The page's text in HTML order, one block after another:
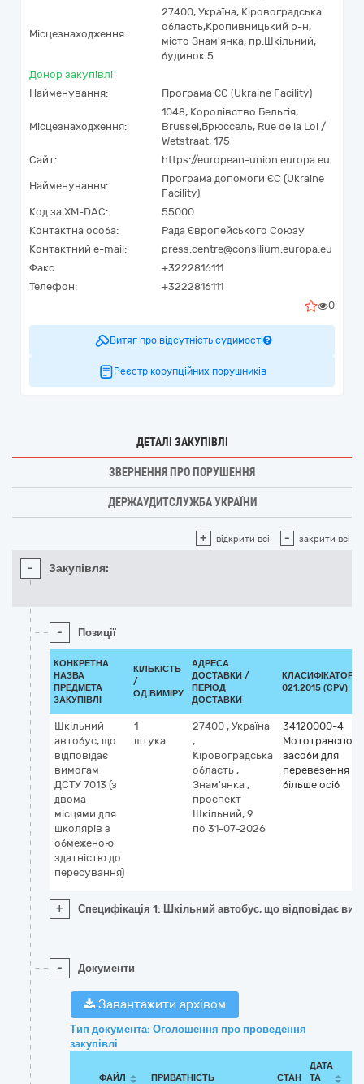
Місцезнаходження:
27400, Україна, Кіровоградська
область,Кропивницький р-н,
місто Знам'янка, пр.Шкільний,
будинок 5
Донор закупівлі
Найменування:
Програма ЄС (Ukraine Facility)
Місцезнаходження:
1048, Королівство Бельгія,
Brussel,Брюссель, Rue de la Loi /
Wetstraat, 175
Сайт:
https://european-union.europa.eu
Найменування:
Програма допомоги ЄС (Ukraine
Facility)
Код за XM-DAC:
55000
Контактна особа:
Рада Європейського Союзу
Контактний e-mail:
press.centre@consilium.europa.eu
Факс:
+3222816111
Телефон:
+3222816111
0
Витяг про відсутність судимості
Реєстр корупційних порушників
ДЕТАЛІ ЗАКУПІВЛІ
ЗВЕРНЕННЯ ПРО ПОРУШЕННЯ
ДЕРЖАУДИТСЛУЖБА УКРАЇНИ
+ відкрити всі - закрити всі
- Закупівля:
- Позиції
КОНКРЕТНА
НАЗВА
ПРЕДМЕТА
ЗАКУПІВЛІ
КІЛЬКІСТЬ
/
ОД.ВИМІРУ
АДРЕСА
ДОСТАВКИ /
ПЕРІОД
ДОСТАВКИ
КЛАСИФІКАТОР
021:2015 (CPV)
Шкільний
автобус, що
відповідає
вимогам
ДСТУ 7013 (з
двома
місцями для
школярів з
обмеженою
здатністю до
пересування)
1
штука
27400 , Україна
,
Кіровоградська
область ,
Знам'янка ,
проспект
Шкільний, 9
по 31-07-2026
34120000-4
засоби для
перевезення 10
більше осіб
+ Специфікація 1: Шкільний автобус, що відповідає
- Документи
Завантажити архівом
Тип документа: Оголошення про проведення
закупівлі
ФАЙЛ ПРИВАТНІСТЬ СТАН
ДАТА
ТА